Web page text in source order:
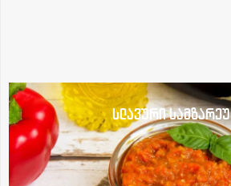
სლავური